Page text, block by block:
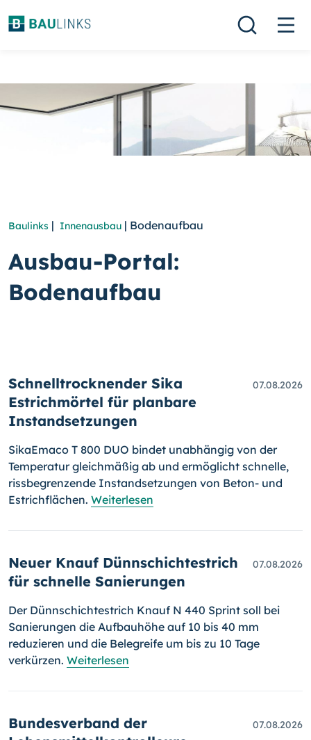
Baulinks | Innenausbau | Bodenaufbau
Ausbau-Portal:
Bodenaufbau
Schnelltrocknender Sika
Estrichmörtel für planbare
Instandsetzungen
07.08.2026
SikaEmaco T 800 DUO bindet unabhängig von der
Temperatur gleichmäßig ab und ermöglicht schnelle,
rissbegrenzende Instandsetzungen von Beton- und
Estrichflächen. Weiterlesen
Neuer Knauf Dünnschichtestrich
für schnelle Sanierungen
07.08.2026
Der Dünnschichtestrich Knauf N 440 Sprint soll bei
Sanierungen die Aufbauhöhe auf 10 bis 40 mm
reduzieren und die Belegreife um bis zu 10 Tage
verkürzen. Weiterlesen
Bundesverband der
07.08.2026